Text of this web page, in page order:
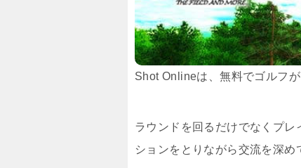
Shot Onlineは、無料でゴルフ
ラウンドを回るだけでなくプ
ションをとりながら交流を深め